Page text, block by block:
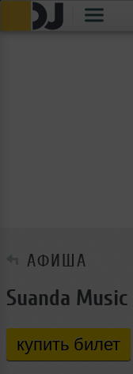
АФИША
Suanda Music
купить билет